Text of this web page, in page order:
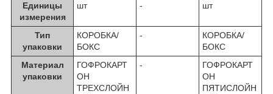
Единицы
измерения
шт - шт
Тип
упаковки
КОРОБКА/
БОКС
-
КОРОБКА/
БОКС
Материал
упаковки
ГОФРОКАРТ
ОН
ТРЕХСЛОЙН
-
ГОФРОКАРТ
ОН
ПЯТИСЛОЙН